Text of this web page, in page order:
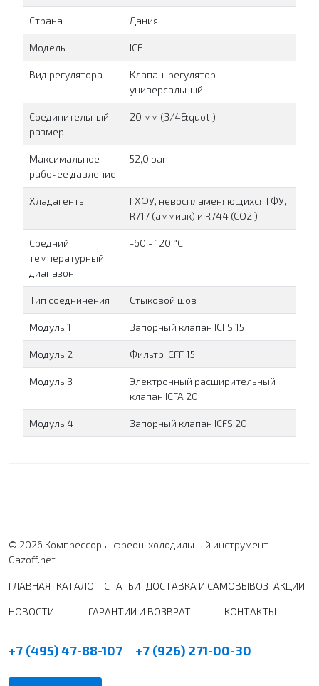
Страна Дания
Модель ICF
Вид регулятора
Клапан-регулятор
универсальный
Соединительный
размер
20 мм (3/4&quot;)
Максимальное
рабочее давление
52,0 bar
Хладагенты
ГХФУ, невоспламеняющихся ГФУ,
R717 (аммиак) и R744 (CO2 )
Средний
температурный
диапазон
-60 - 120 °C
Тип соеднинения Cтыковой шов
Модуль 1 Запорный клапан ICFS 15
Модуль 2 Фильтр ICFF 15
Модуль 3
Электронный расширительный
клапан ICFA 20
Модуль 4 Запорный клапан ICFS 20
© 2026 Компрессоры, фреон, холодильный инструмент
Gazoff.net
ГЛАВНАЯ КАТАЛОГ СТАТЬИ ДОСТАВКА И САМОВЫВОЗ АКЦИИ
НОВОСТИ ГАРАНТИИ И ВОЗВРАТ КОНТАКТЫ
+7 (495) 47-88-107 +7 (926) 271-00-30